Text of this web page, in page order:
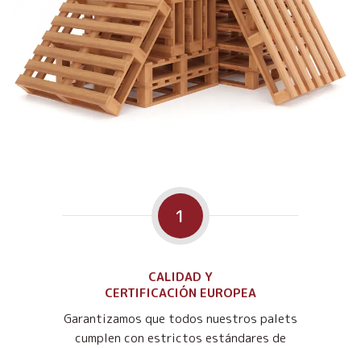
1
CALIDAD Y
CERTIFICACIÓN EUROPEA
Garantizamos que todos nuestros palets
cumplen con estrictos estándares de